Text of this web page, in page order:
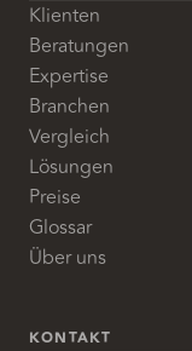
Klienten
Beratungen
Expertise
Branchen
Vergleich
Lösungen
Preise
Glossar
Über uns
KONTAKT